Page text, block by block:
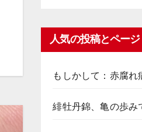
人気の投稿とページ
もしかして：赤腐れ
緋牡丹錦、亀の歩み